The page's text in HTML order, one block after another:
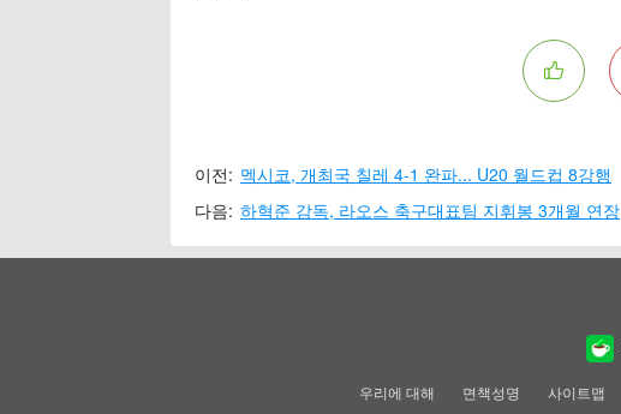
이전: 멕시코, 개최국 칠레 4-1 완파... U20 월드컵 8강행
다음: 하혁준 감독, 라오스 축구대표팀 지휘봉 3개월 연장
우리에 대해 면책성명 사이트맵